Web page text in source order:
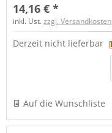
14,16 € *
inkl. Ust.zzgl. Versandkosten
Derzeit nicht lieferbar
Auf die Wunschliste